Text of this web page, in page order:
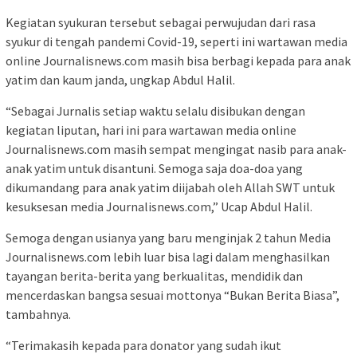
Kegiatan syukuran tersebut sebagai perwujudan dari rasa
syukur di tengah pandemi Covid-19, seperti ini wartawan media
online Journalisnews.com masih bisa berbagi kepada para anak
yatim dan kaum janda, ungkap Abdul Halil.
“Sebagai Jurnalis setiap waktu selalu disibukan dengan
kegiatan liputan, hari ini para wartawan media online
Journalisnews.com masih sempat mengingat nasib para anak-
anak yatim untuk disantuni. Semoga saja doa-doa yang
dikumandang para anak yatim diijabah oleh Allah SWT untuk
kesuksesan media Journalisnews.com,” Ucap Abdul Halil.
Semoga dengan usianya yang baru menginjak 2 tahun Media
Journalisnews.com lebih luar bisa lagi dalam menghasilkan
tayangan berita-berita yang berkualitas, mendidik dan
mencerdaskan bangsa sesuai mottonya “Bukan Berita Biasa”,
tambahnya.
“Terimakasih kepada para donator yang sudah ikut